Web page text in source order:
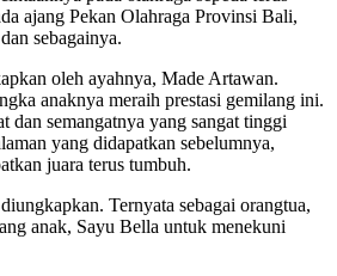
ajang Pekan Olahraga Provinsi Bali,
sebagainya.
oleh ayahnya, Made Artawan.
anaknya meraih prestasi gemilang ini.
dan semangatnya yang sangat tinggi
yang didapatkan sebelumnya,
juara terus tumbuh.
Ternyata sebagai orangtua,
anak, Sayu Bella untuk menekuni